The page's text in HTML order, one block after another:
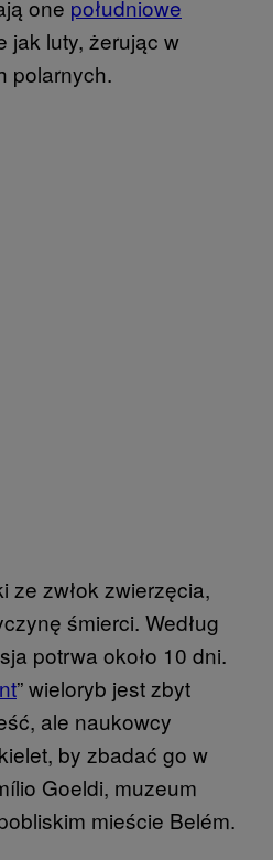
one południowe
jak luty, żerując w
polarnych.
ze zwłok zwierzęcia,
śmierci. Według
potrwa około 10 dni.
” wieloryb jest zbyt
ale naukowcy
by zbadać go w
Goeldi, muzeum
mieście Belém.